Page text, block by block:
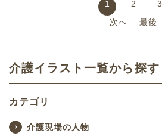
1 2
3
次へ
最後
介護イラスト一覧から探す
カテゴリ
介護現場の人物